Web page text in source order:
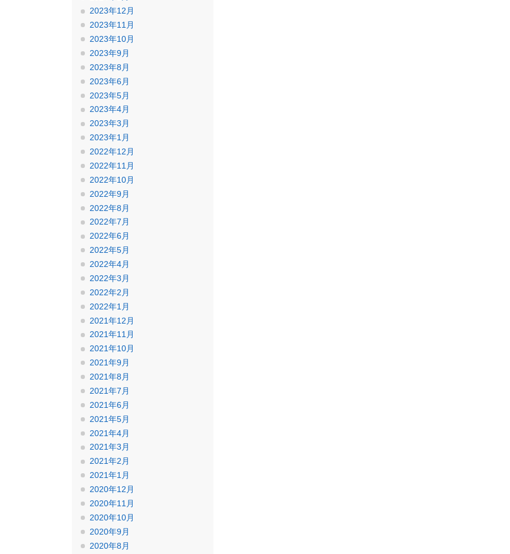
2023年12月
2023年11月
2023年10月
2023年9月
2023年8月
2023年6月
2023年5月
2023年4月
2023年3月
2023年1月
2022年12月
2022年11月
2022年10月
2022年9月
2022年8月
2022年7月
2022年6月
2022年5月
2022年4月
2022年3月
2022年2月
2022年1月
2021年12月
2021年11月
2021年10月
2021年9月
2021年8月
2021年7月
2021年6月
2021年5月
2021年4月
2021年3月
2021年2月
2021年1月
2020年12月
2020年11月
2020年10月
2020年9月
2020年8月